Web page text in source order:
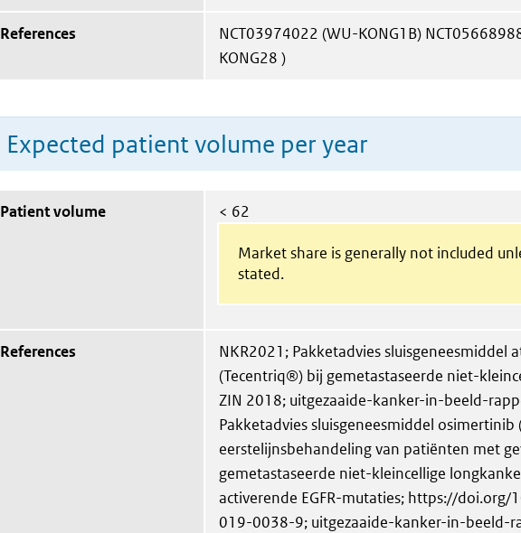
References
NCT03974022 (WU-KONG1B)
KONG28 )
Expected patient volume per year
Patient volume < 62
Market share is generally not included
stated.
References
NKR2021; Pakketadvies sluisgeneesmiddel
(Tecentriq®) bij gemetastaseerde niet-
ZIN 2018; uitgezaaide-kanker-in-beeld-
Pakketadvies sluisgeneesmiddel osimertinib
eerstelijnsbehandeling van patiënten met
gemetastaseerde niet-kleincellige
activerende EGFR-mutaties; https://
019-0038-9; uitgezaaide-kanker-in-beeld-